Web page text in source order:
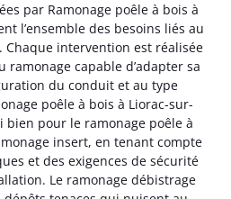
par Ramonage poêle à bois à
l’ensemble des besoins liés au
Chaque intervention est réalisée
capable d’adapter sa
du conduit et au type
poêle à bois à Liorac-sur-
bien pour le ramonage poêle à
insert, en tenant compte
et des exigences de sécurité
Le ramonage débistrage